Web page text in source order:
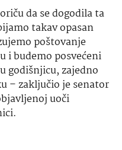
da se dogodila ta
takav opasan
poštovanje
i budemo posvećeni
godišnjicu, zajedno
– zaključio je senator
uoči